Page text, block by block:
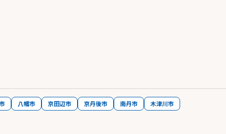
八幡市 京田辺市 京丹後市 南丹市 木津川市